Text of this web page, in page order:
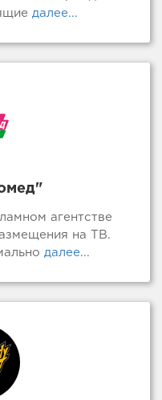
далее...
агентстве
на ТВ.
далее...